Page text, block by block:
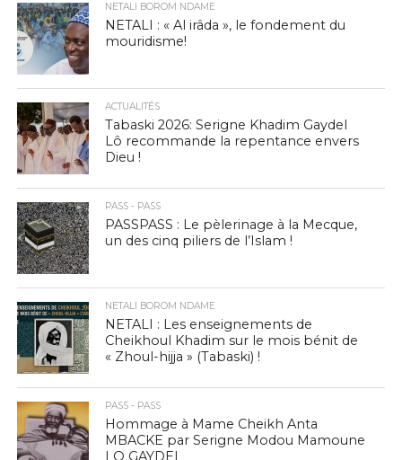
NETALI BOROM NDAME
NETALI : « Al irâda », le fondement du
mouridisme!
ACTUALITÉS
Tabaski 2026: Serigne Khadim Gaydel
Lô recommande la repentance envers
Dieu !
PASS - PASS
PASSPASS : Le pèlerinage à la Mecque,
un des cinq piliers de l’Islam !
NETALI BOROM NDAME
NETALI : Les enseignements de
Cheikhoul Khadim sur le mois bénit de
« Zhoul-hijja » (Tabaski) !
PASS - PASS
Hommage à Mame Cheikh Anta
MBACKE par Serigne Modou Mamoune
LO GAYDEL